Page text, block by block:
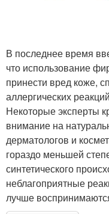
В последнее время
что использование
принести вред коже,
аллергических
Некоторые эксперты
внимание на
дерматологов и
гораздо меньшей
синтетического
неблагоприятные
лучше